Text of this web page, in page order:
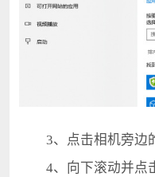
3、点击相机旁边的
4、向下滚动并点击